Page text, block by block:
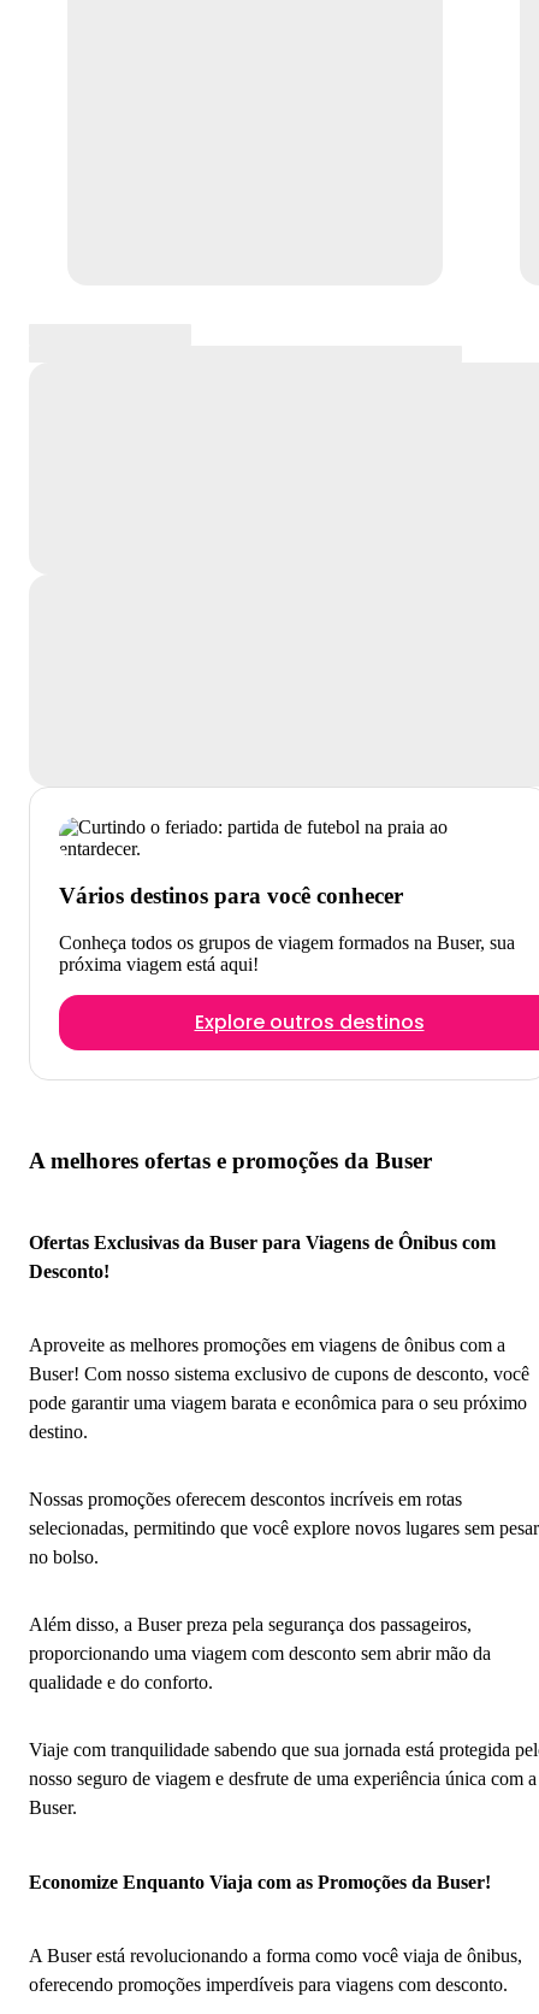
Vários destinos para você conhecer
Conheça todos os grupos de viagem formados na Buser, sua
próxima viagem está aqui!
Explore outros destinos
A melhores ofertas e promoções da Buser
Ofertas Exclusivas da Buser para Viagens de Ônibus com
Desconto!
Aproveite as melhores promoções em viagens de ônibus com a
Buser! Com nosso sistema exclusivo de cupons de desconto, você
pode garantir uma viagem barata e econômica para o seu próximo
destino.
Nossas promoções oferecem descontos incríveis em rotas
selecionadas, permitindo que você explore novos lugares sem pesar
no bolso.
Além disso, a Buser preza pela segurança dos passageiros,
proporcionando uma viagem com desconto sem abrir mão da
qualidade e do conforto.
Viaje com tranquilidade sabendo que sua jornada está protegida
nosso seguro de viagem e desfrute de uma experiência única com a
Buser.
Economize Enquanto Viaja com as Promoções da Buser!
A Buser está revolucionando a forma como você viaja de ônibus,
oferecendo promoções imperdíveis para viagens com desconto.